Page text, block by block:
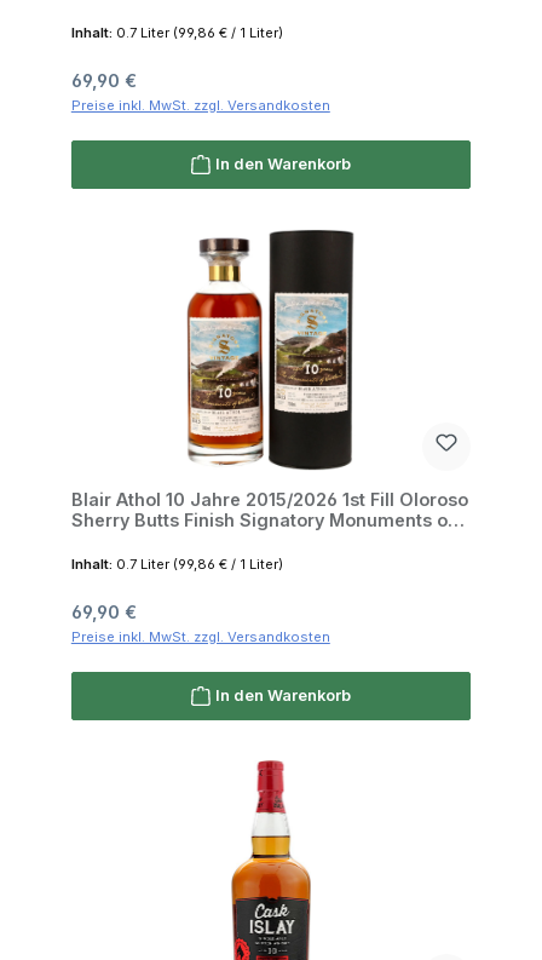
Inhalt: 0.7 Liter (99,86 € / 1 Liter)
Regulärer Preis:
69,90 €
Preise inkl. MwSt. zzgl. Versandkosten
In den Warenkorb
Blair Athol 10 Jahre 2015/2026 1st Fill Oloroso
Sherry Butts Finish Signatory Monuments of
Inhalt: 0.7 Liter (99,86 € / 1 Liter)
Regulärer Preis:
69,90 €
Preise inkl. MwSt. zzgl. Versandkosten
In den Warenkorb